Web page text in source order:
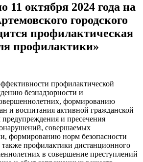
11 октября 2024 года на
городского
профилактическая
профилактики»
профилактической
безнадзорности и
формированию
и воспитания активной гражданской
и пресечения
совершаемых
формированию норм безопасности
также профилактики дистанционного
в совершение преступлений